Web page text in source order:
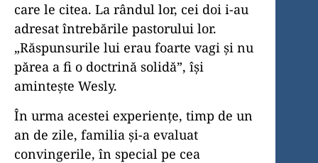
care le citea. La rândul lor, cei doi i-au
adresat întrebările pastorului lor.
„Răspunsurile lui erau foarte vagi și nu
părea a fi o doctrină solidă”, își
amintește Wesly.
În urma acestei experiențe, timp de un
an de zile, familia și-a evaluat
convingerile, în special pe cea